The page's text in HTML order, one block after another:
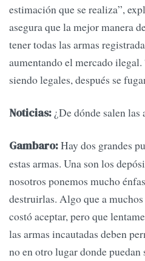
estimación que se realiza”,
asegura que la mejor manera
tener todas las armas
aumentando el mercado ilegal.
siendo legales, después se
Noticias: ¿De dónde salen las
Gambaro:Hay dos grandes
estas armas. Una son los
nosotros ponemos mucho
destruirlas. Algo que a
costó aceptar, pero que
las armas incautadas deben
no en otro lugar donde